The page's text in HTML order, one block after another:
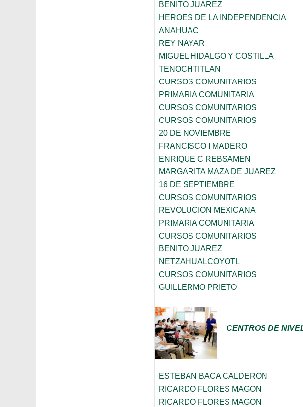
BENITO JUAREZ
HEROES DE LA INDEPENDENCIA
ANAHUAC
REY NAYAR
MIGUEL HIDALGO Y COSTILLA
TENOCHTITLAN
CURSOS COMUNITARIOS
PRIMARIA COMUNITARIA
CURSOS COMUNITARIOS
CURSOS COMUNITARIOS
20 DE NOVIEMBRE
FRANCISCO I MADERO
ENRIQUE C REBSAMEN
MARGARITA MAZA DE JUAREZ
16 DE SEPTIEMBRE
CURSOS COMUNITARIOS
REVOLUCION MEXICANA
PRIMARIA COMUNITARIA
CURSOS COMUNITARIOS
BENITO JUAREZ
NETZAHUALCOYOTL
CURSOS COMUNITARIOS
GUILLERMO PRIETO
CENTROS DE
ESTEBAN BACA CALDERON
RICARDO FLORES MAGON
RICARDO FLORES MAGON